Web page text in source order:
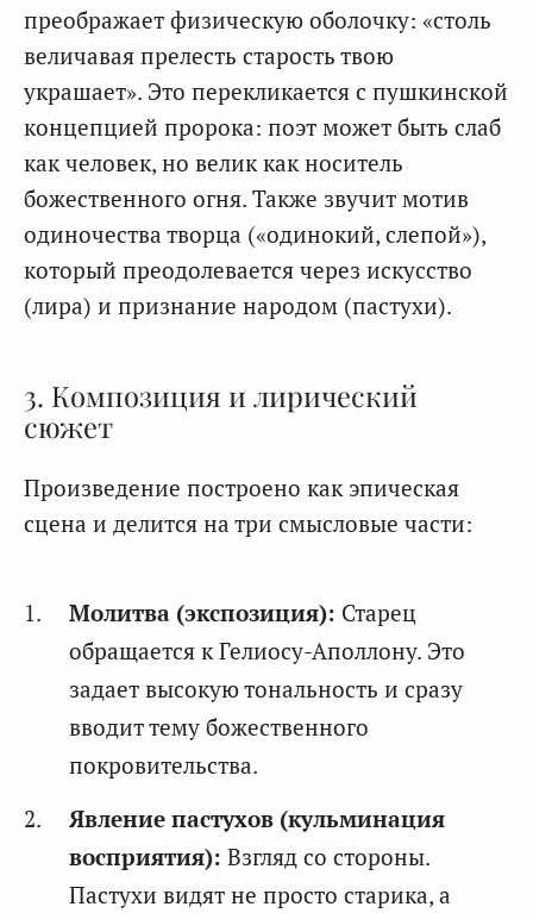
преображает физическую оболочку: «столь
величавая прелесть старость твою
украшает». Это перекликается с пушкинской
концепцией пророка: поэт может быть слаб
как человек, но велик как носитель
божественного огня. Также звучит мотив
одиночества творца («одинокий, слепой»),
который преодолевается через искусство
(лира) и признание народом (пастухи).
3. Композиция и лирический
сюжет
Произведение построено как эпическая
сцена и делится на три смысловые части:
Молитва (экспозиция): Старец
обращается к Гелиосу-Аполлону. Это
задает высокую тональность и сразу
вводит тему божественного
покровительства.
Явление пастухов (кульминация
восприятия): Взгляд со стороны.
Пастухи видят не просто старика, а